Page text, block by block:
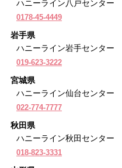
ハニーライン八戸センター
0178-45-4449
岩手県
ハニーライン岩手センター
019-623-3222
宮城県
ハニーライン仙台センター
022-774-7777
秋田県
ハニーライン秋田センター
018-823-3331